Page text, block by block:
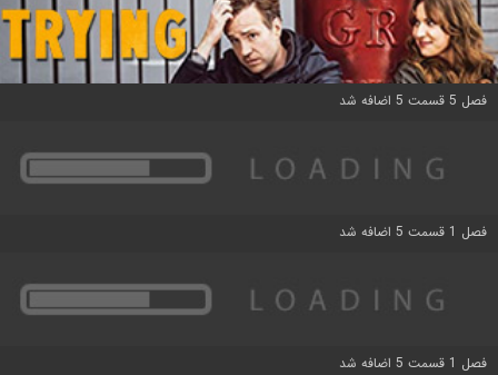
فصل 5 قسمت 5 اضافه شد
فصل 1 قسمت 5 اضافه شد
فصل 1 قسمت 5 اضافه شد